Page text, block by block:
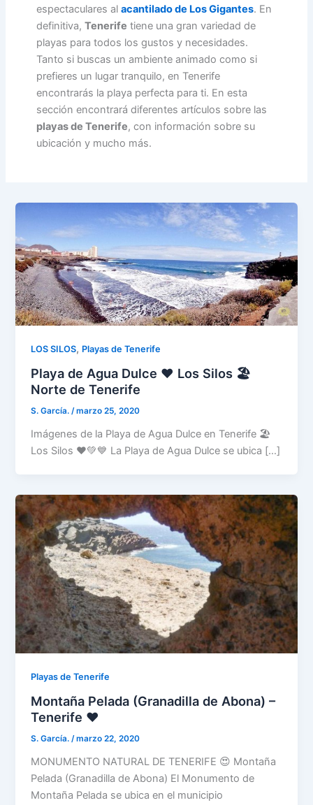
espectaculares al acantilado de Los Gigantes. En
definitiva, Tenerife tiene una gran variedad de
playas para todos los gustos y necesidades.
Tanto si buscas un ambiente animado como si
prefieres un lugar tranquilo, en Tenerife
encontrarás la playa perfecta para ti. En esta
sección encontrará diferentes artículos sobre las
playas de Tenerife, con información sobre su
ubicación y mucho más.
LOS SILOS, Playas de Tenerife
Playa de Agua Dulce ❤️ Los Silos 🏖️
Norte de Tenerife
S. García./marzo 25, 2020
Imágenes de la Playa de Agua Dulce en Tenerife 🏖️
Los Silos ❤️💚💙 La Playa de Agua Dulce se ubica […]
Playas de Tenerife
Montaña Pelada (Granadilla de Abona) –
Tenerife ❤️
S. García./marzo 22, 2020
MONUMENTO NATURAL DE TENERIFE 😍 Montaña
Pelada (Granadilla de Abona) El Monumento de
Montaña Pelada se ubica en el municipio